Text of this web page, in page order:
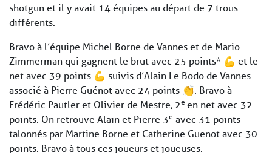
shotgun et il y avait 14 équipes au départ de 7 trous
différents.
Bravo à l’équipe Michel Borne de Vannes et de Mario
Zimmerman qui gagnent le brut avec 25 points* 💪 et le
net avec 39 points 💪 suivis d’Alain Le Bodo de Vannes
associé à Pierre Guénot avec 24 points 👏. Bravo à
Frédéric Pautler et Olivier de Mestre, 2e en net avec 32
points. On retrouve Alain et Pierre 3e avec 31 points
talonnés par Martine Borne et Catherine Guenot avec 30
points. Bravo à tous ces joueurs et joueuses.